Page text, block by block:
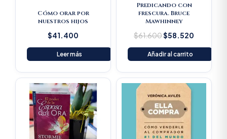
Cómo orar por
nuestros hijos
$41.400
Leer más
Predicando con
frescura. Bruce
Mawhinney
$61.600$58.520
Añadir al carrito
Original
price
was:
$33.100.
Current
price
is:
$31.445.